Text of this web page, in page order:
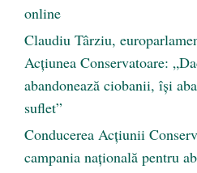
online
Claudiu Târziu,
Acțiunea Conservatoare:
abandonează ciobanii, își
suflet”
Conducerea Acțiunii
campania națională pentru